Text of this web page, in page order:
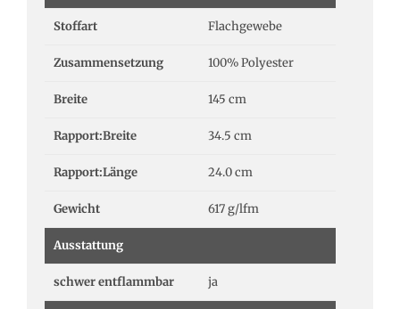
Stoffart Flachgewebe
Zusammensetzung 100% Polyester
Breite 145 cm
Rapport:Breite 34.5 cm
Rapport:Länge 24.0 cm
Gewicht 617 g/lfm
Ausstattung
schwer entflammbar ja